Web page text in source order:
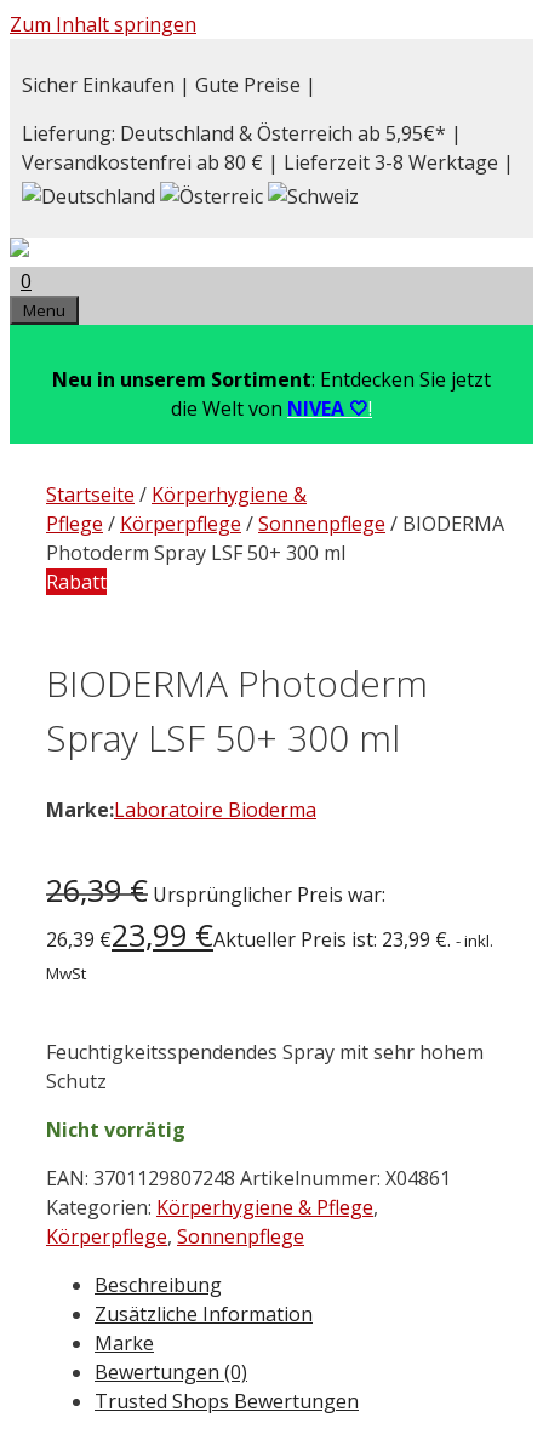
Zum Inhalt springen
Sicher Einkaufen | Gute Preise |
Lieferung: Deutschland & Österreich ab 5,95€* |
Versandkostenfrei ab 80 € | Lieferzeit 3-8 Werktage |
0
Menu
Neu in unserem Sortiment: Entdecken Sie jetzt
die Welt von NIVEA 🤍!
Startseite / Körperhygiene &
Pflege / Körperpflege /Sonnenpflege / BIODERMA
Photoderm Spray LSF 50+ 300 ml
Rabatt
BIODERMA Photoderm
Spray LSF 50+ 300 ml
Marke:Laboratoire Bioderma
26,39€ Ursprünglicher Preis war:
26,39 €23,99 €Aktueller Preis ist: 23,99 €. - inkl.
MwSt
Feuchtigkeitsspendendes Spray mit sehr hohem
Schutz
Nicht vorrätig
EAN: 3701129807248 Artikelnummer: X04861
Kategorien: Körperhygiene & Pflege,
Körperpflege, Sonnenpflege
Beschreibung
Zusätzliche Information
Marke
Bewertungen (0)
Trusted Shops Bewertungen